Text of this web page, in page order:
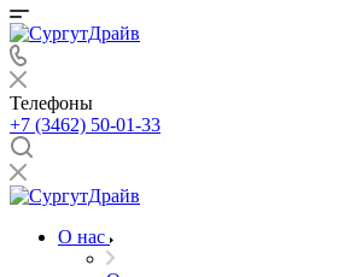
Телефоны
+7 (3462) 50-01-33
О нас